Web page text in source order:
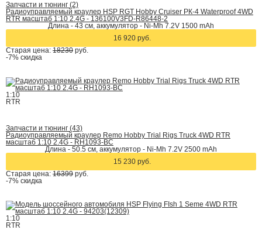
Запчасти и тюнинг (2)
Радиоуправляемый краулер HSP RGT Hobby Cruiser РК-4 Waterproof 4WD
RTR масштаб 1:10 2.4G - 136100V3FD-R86448-2
Длина - 43 см, аккумулятор - Ni-Mh 7.2V 1500 mAh
16 920 руб.
Старая цена: 18230 руб.
-7% скидка
1:10
RTR
Запчасти и тюнинг (43)
Радиоуправляемый краулер Remo Hobby Trial Rigs Truck 4WD RTR
масштаб 1:10 2.4G - RH1093-BC
Длина - 50.5 cм, аккумулятор - Ni-Mh 7.2V 2500 mAh
15 230 руб.
Старая цена: 16399 руб.
-7% скидка
1:10
RTR